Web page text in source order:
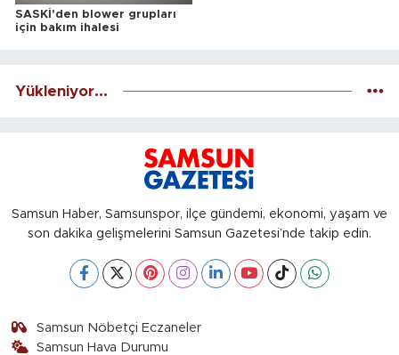
SASKİ'den blower grupları
için bakım ihalesi
Yükleniyor...
Samsun Haber, Samsunspor, ilçe gündemi, ekonomi, yaşam ve
son dakika gelişmelerini Samsun Gazetesi’nde takip edin.
Samsun Nöbetçi Eczaneler
Samsun Hava Durumu